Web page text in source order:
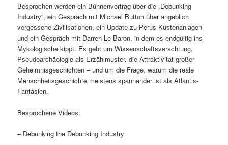
Besprochen werden ein Bühnenvortrag über die „Debunking
Industry“, ein Gespräch mit Michael Button über angeblich
vergessene Zivilisationen, ein Update zu Perus Küstenanlagen
und ein Gespräch mit Darren Le Baron, in dem es endgültig ins
Mykologische kippt. Es geht um Wissenschaftsverachtung,
Pseudoarchäologie als Erzählmuster, die Attraktivität großer
Geheimnisgeschichten – und um die Frage, warum die reale
Menschheitsgeschichte meistens spannender ist als Atlantis-
Fantasien.
Besprochene Videos:
– Debunking the Debunking Industry